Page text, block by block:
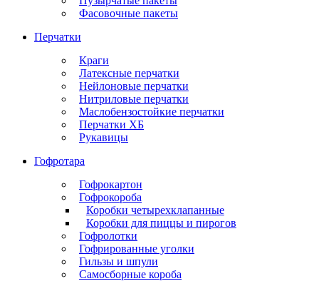
Фасовочные пакеты
Перчатки
Краги
Латексные перчатки
Нейлоновые перчатки
Нитриловые перчатки
Маслобензостойкие перчатки
Перчатки ХБ
Рукавицы
Гофротара
Гофрокартон
Гофрокороба
Коробки четырехклапанные
Коробки для пиццы и пирогов
Гофролотки
Гофрированные уголки
Гильзы и шпули
Самосборные короба